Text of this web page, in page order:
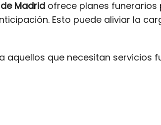
Madrid ofrece planes
Esto puede aliviar la
que necesitan servicios